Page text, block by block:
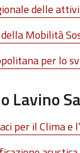
delle
Mobilità
per lo
Lavino
per il Clima e